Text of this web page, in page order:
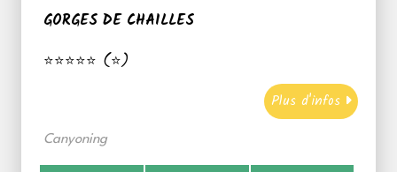
GORGES DE CHAILLES
⭐⭐⭐⭐⭐ (⭐)
Plus d'infos
Canyoning